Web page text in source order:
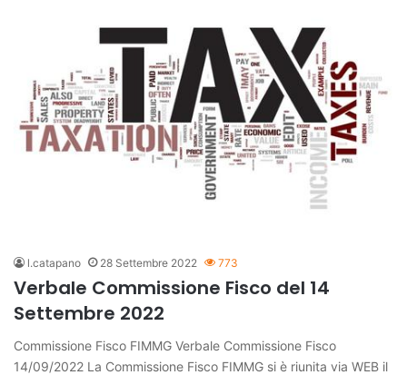
l.catapano 28 Settembre 2022 773
Verbale Commissione Fisco del 14
Settembre 2022
Commissione Fisco FIMMG Verbale Commissione Fisco
14/09/2022 La Commissione Fisco FIMMG si è riunita via WEB il